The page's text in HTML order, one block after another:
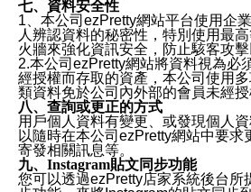
七、資料安全性
1、本公司ezPretty網站平台使用企
人辨認資料的秘密性，特別使用最
火牆來強化資訊安全，防止駭客攻
2.本公司ezPretty網站將資料視為必
經授權而存取的資產，本公司使用
類資料免於公司內外部的會員未經授
八、查詢或更正的方式
用戶個人資料有變更、或發現個人
以隨時在本公司ezPretty網站中要求
寄發相關訊息等。
九、Instagram貼文同步功能
您可以透過ezPretty店家系統後台所